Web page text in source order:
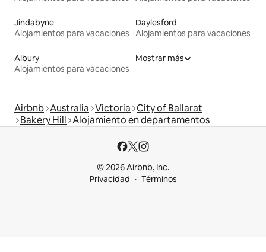
Jindabyne
Alojamientos para vacaciones
Daylesford
Alojamientos para vacaciones
Albury
Alojamientos para vacaciones
Mostrar más
Airbnb Australia Victoria City of Ballarat
Bakery Hill Alojamiento en departamentos
© 2026 Airbnb, Inc.
Privacidad
Términos